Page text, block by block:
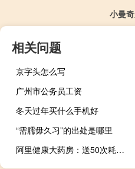
小曼
相关问题
京字头怎么写
广州市公务员工资
冬天过年买什么手机好
“需臑毋久习”的出处是哪里
阿里健康大药房：送50次耗材，鱼跃精准血糖仪29元（30元券）